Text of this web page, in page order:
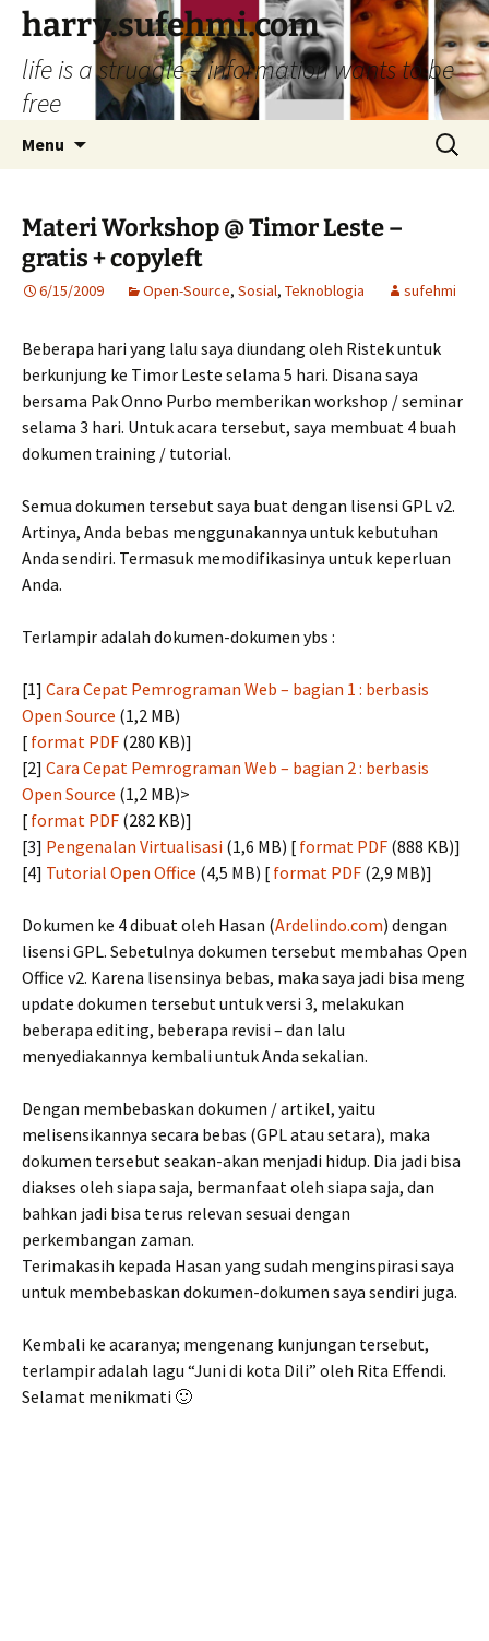
Skip
content
harry.sufehmi.com
life is a struggle – information wants to be
free
Menu
Search
for:
Materi Workshop @ Timor Leste –
gratis + copyleft
6/15/2009 Open-Source, Sosial, Teknoblogia sufehmi
Beberapa hari yang lalu saya diundang oleh Ristek untuk
berkunjung ke Timor Leste selama 5 hari. Disana saya
bersama Pak Onno Purbo memberikan workshop / seminar
selama 3 hari. Untuk acara tersebut, saya membuat 4 buah
dokumen training / tutorial.
Semua dokumen tersebut saya buat dengan lisensi GPL v2.
Artinya, Anda bebas menggunakannya untuk kebutuhan
Anda sendiri. Termasuk memodifikasinya untuk keperluan
Anda.
Terlampir adalah dokumen-dokumen ybs :
[1] Cara Cepat Pemrograman Web – bagian 1 : berbasis
Open Source (1,2 MB)
[ format PDF (280 KB)]
[2] Cara Cepat Pemrograman Web – bagian 2 : berbasis
Open Source (1,2 MB)>
[ format PDF (282 KB)]
[3] Pengenalan Virtualisasi (1,6 MB) [ format PDF (888 KB)]
[4] Tutorial Open Office (4,5 MB) [ format PDF (2,9 MB)]
Dokumen ke 4 dibuat oleh Hasan (Ardelindo.com) dengan
lisensi GPL. Sebetulnya dokumen tersebut membahas Open
Office v2. Karena lisensinya bebas, maka saya jadi bisa meng
update dokumen tersebut untuk versi 3, melakukan
beberapa editing, beberapa revisi – dan lalu
menyediakannya kembali untuk Anda sekalian.
Dengan membebaskan dokumen / artikel, yaitu
melisensikannya secara bebas (GPL atau setara), maka
dokumen tersebut seakan-akan menjadi hidup. Dia jadi bisa
diakses oleh siapa saja, bermanfaat oleh siapa saja, dan
bahkan jadi bisa terus relevan sesuai dengan
perkembangan zaman.
Terimakasih kepada Hasan yang sudah menginspirasi saya
untuk membebaskan dokumen-dokumen saya sendiri juga.
Kembali ke acaranya; mengenang kunjungan tersebut,
terlampir adalah lagu “Juni di kota Dili” oleh Rita Effendi.
Selamat menikmati 🙂